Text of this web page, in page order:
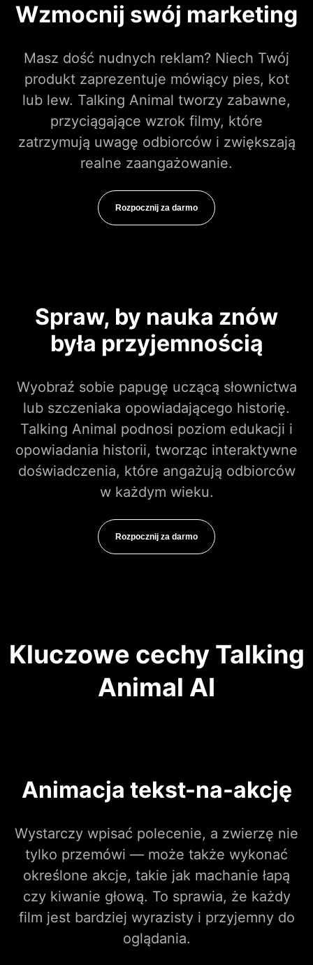
Wzmocnij swój marketing
Masz dość nudnych reklam? Niech Twój
produkt zaprezentuje mówiący pies, kot
lub lew. Talking Animal tworzy zabawne,
przyciągające wzrok filmy, które
zatrzymują uwagę odbiorców i zwiększają
realne zaangażowanie.
Rozpocznij za darmo
Spraw, by nauka znów
była przyjemnością
Wyobraź sobie papugę uczącą słownictwa
lub szczeniaka opowiadającego historię.
Talking Animal podnosi poziom edukacji i
opowiadania historii, tworząc interaktywne
doświadczenia, które angażują odbiorców
w każdym wieku.
Rozpocznij za darmo
Kluczowe cechy Talking
Animal AI
Animacja tekst-na-akcję
Wystarczy wpisać polecenie, a zwierzę nie
tylko przemówi — może także wykonać
określone akcje, takie jak machanie łapą
czy kiwanie głową. To sprawia, że każdy
film jest bardziej wyrazisty i przyjemny do
oglądania.